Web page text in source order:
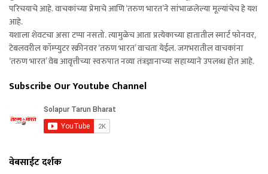
परिचयाचे आहे. वाचकांच्या प्रेमाचे आणि ‘तरुण भारत’ने सांभाळलेल्या मूल्यांचेच हे यश
आहे.
यशाला शेवटचा असा टप्पा नसतो. त्यामुळेच आता प्रत्येकाच्या हातातील स्मार्ट फोनवर,
टेबलवरील कॉम्प्युटर स्क्रीनवर ‘तरुण भारत’ वाचता येईल. जगभरातील वाचकांना
‘तरुण भारत’ वेब आवृत्तीच्या स्वरुपात नव्या तंत्रज्ञानाच्या सहाय्याने उपलब्ध होत आहे.
Subscribe Our Youtube Channel
वेबसाईट दर्शक